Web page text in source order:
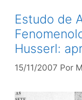
Estudo de
Husserl:
15/11/2007 Por